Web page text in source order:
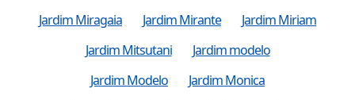
Jardim Miragaia
Jardim Mirante
Jardim Miriam
Jardim Mitsutani
Jardim modelo
Jardim Modelo
Jardim Monica